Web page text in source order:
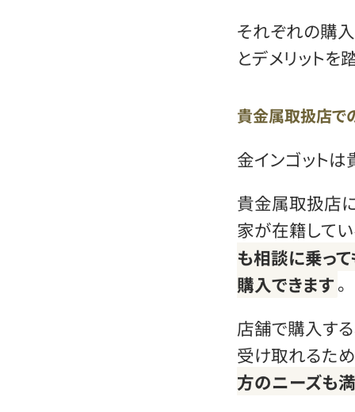
それぞれの購
とデメリットを
貴金属取扱店で
金インゴット
貴金属取扱店
家が在籍してい
も相談に乗っ
購入できます。
店舗で購入す
受け取れるため
方のニーズも